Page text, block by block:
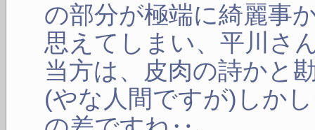
の部分が極端に綺麗事
思えてしまい、平川さ
当方は、皮肉の詩かと
(やな人間ですが)しか